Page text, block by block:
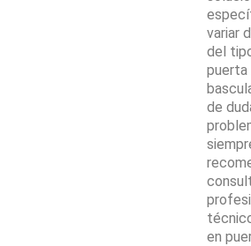
variar
del
puerta
de
en